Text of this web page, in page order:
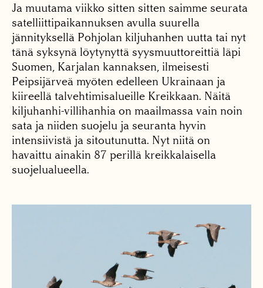
Ja muutama viikko sitten sitten saimme seurata
satelliittipaikannuksen avulla suurella
jännityksellä Pohjolan kiljuhanhen uutta tai nyt
tänä syksynä löytynyttä syysmuuttoreittiä läpi
Suomen, Karjalan kannaksen, ilmeisesti
Peipsijärveä myöten edelleen Ukrainaan ja
kiireellä talvehtimisalueille Kreikkaan. Näitä
kiljuhanhi-villihanhia on maailmassa vain noin
sata ja niiden suojelu ja seuranta hyvin
intensiivistä ja sitoutunutta. Nyt niitä on
havaittu ainakin 87 perillä kreikkalaisella
suojelualueella.